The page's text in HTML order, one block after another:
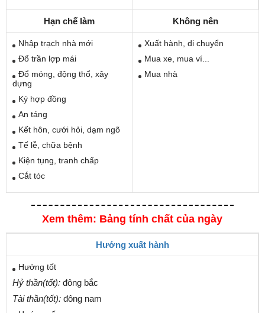
Hạn chế làm
Nhập trạch nhà mới
Đổ trần lợp mái
Đổ móng, động thổ, xây
dựng
Ký hợp đồng
An táng
Kết hôn, cưới hỏi, dạm ngõ
Tế lễ, chữa bệnh
Kiện tụng, tranh chấp
Cắt tóc
Không nên
Xuất hành, di chuyển
Mua xe, mua ví...
Mua nhà
Xem thêm: Bảng tính chất của ngày
Hướng xuất hành
Hướng tốt
Hỷ thần(tốt): đông bắc
Tài thần(tốt): đông nam